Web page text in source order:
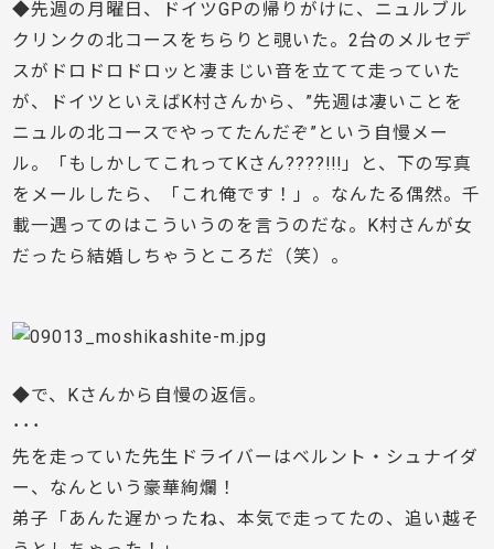
◆先週の月曜日、ドイツGPの帰りがけに、ニュルブル
クリンクの北コースをちらりと覗いた。2台のメルセデ
スがドロドロドロッと凄まじい音を立てて走っていた
が、ドイツといえばK村さんから、”先週は凄いことを
ニュルの北コースでやってたんだぞ”という自慢メー
ル。「もしかしてこれってKさん????!!!」と、下の写真
をメールしたら、「これ俺です！」。なんたる偶然。千
載一遇ってのはこういうのを言うのだな。K村さんが女
だったら結婚しちゃうところだ（笑）。
◆で、Kさんから自慢の返信。
･･･
先を走っていた先生ドライバーはベルント・シュナイダ
ー、なんという豪華絢爛！
弟子「あんた遅かったね、本気で走ってたの、追い越そ